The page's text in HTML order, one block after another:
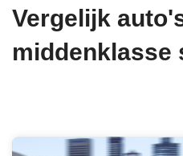
Vergelijk auto's in het hogere
middenklasse